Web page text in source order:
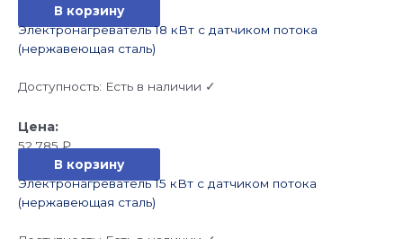
В корзину
Электронагреватель 18 кВт с датчиком потока
(нержавеющая сталь)
Доступность: Есть в наличии ✓
52 785₽
В корзину
Электронагреватель 15 кВт с датчиком потока
(нержавеющая сталь)